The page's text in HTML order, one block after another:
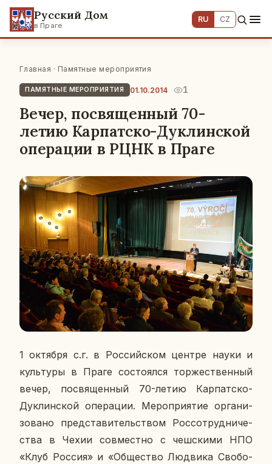
Русский Дом
в Праге
RU CZ
Главная · Памятные мероприятия
ПАМЯТНЫЕ МЕРОПРИЯТИЯ 01.10.2014 1
Вечер, посвященный 70-
летию Карпатско-Дуклинской
операции в РЦНК в Праге
1 ок­тяб­ря с.г. в Рос­сий­ском центре науки и
куль­ту­ры в Праге со­сто­ял­ся тор­же­ствен­ный
вечер, по­свя­щен­ный 70-летию Кар­пат­ско-
Дуклин­ской опе­ра­ции. Ме­ро­при­я­тие ор­га­ни­
зо­ва­но пред­ста­ви­тель­ством Рос­со­труд­ни­че­
ства в Чехии сов­мест­но с чеш­ски­ми НПО
«Клуб Россия» и «Об­ще­ство Лю­дви­ка Сво­бо­